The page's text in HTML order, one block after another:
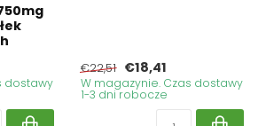
dostawy
€22,51 €18,41
W magazynie. Czas dostawy
1-3 dni robocze